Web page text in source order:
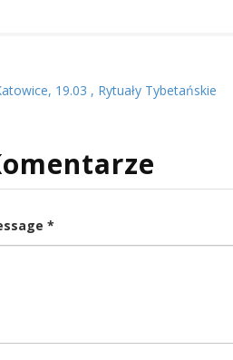
19.03 , Rytuały Tybetańskie
*